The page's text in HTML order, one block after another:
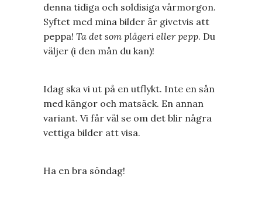
denna tidiga och soldisiga vårmorgon.
Syftet med mina bilder är givetvis att
peppa! Ta det som plågeri eller pepp. Du
väljer (i den mån du kan)!
Idag ska vi ut på en utflykt. Inte en sån
med kängor och matsäck. En annan
variant. Vi får väl se om det blir några
vettiga bilder att visa.
Ha en bra söndag!